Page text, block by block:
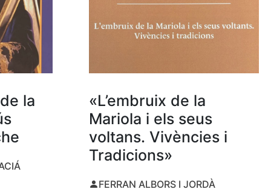
la
«L’embruix de la
Mariola i els seus
voltans. Vivències i
Tradicions»
FERRAN ALBORS I JORDÀ